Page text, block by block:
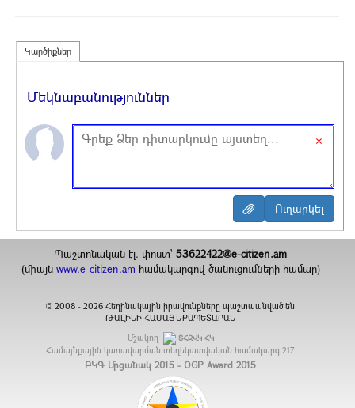
Կարծիքներ
Մեկնաբանություններ
×
Պաշտոնական էլ. փոստ`53622422@e-citizen.am
(միայն www.e-citizen.am համակարգով ծանուցումների համար)
© 2008 -2026 Հեղինակային իրավունքները պաշտպանված են
ԹԱԼԻՆԻ ՀԱՄԱՅՆՔԱՊԵՏԱՐԱՆ
Մշակող
ՏՀԶՎԿ ՀԿ
Համայնքային կառավարման տեղեկատվական համակարգ 217
ԲԿԳ Մրցանակ 2015 - OGP Award 2015